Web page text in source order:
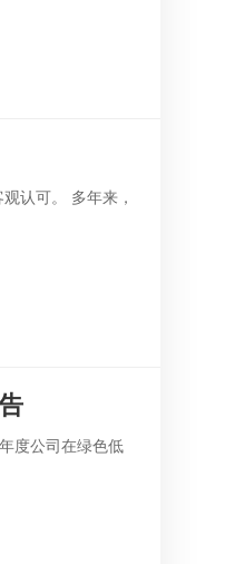
认可。 多年来，
度公司在绿色低